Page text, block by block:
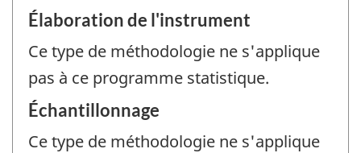
Élaboration de l'instrument
Ce type de méthodologie ne s'applique
pas à ce programme statistique.
Échantillonnage
Ce type de méthodologie ne s'applique